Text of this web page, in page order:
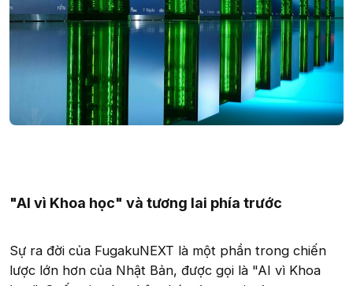
"AI vì Khoa học" và tương lai phía trước
Sự ra đời của FugakuNEXT là một phần trong chiến
lược lớn hơn của Nhật Bản, được gọi là "AI vì Khoa